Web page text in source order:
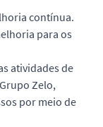
contínua.
para os
atividades de
Zelo,
por meio de